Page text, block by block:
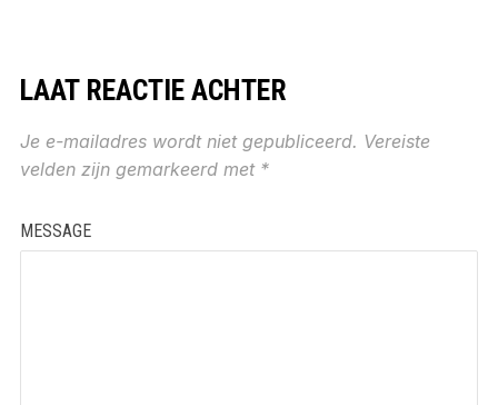
LAAT REACTIE ACHTER
Je e-mailadres wordt niet gepubliceerd. Vereiste
velden zijn gemarkeerd met *
MESSAGE